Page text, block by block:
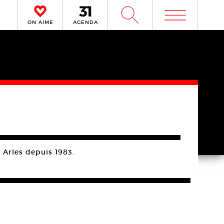
ON AIME AGENDA W m
depuis 1983.